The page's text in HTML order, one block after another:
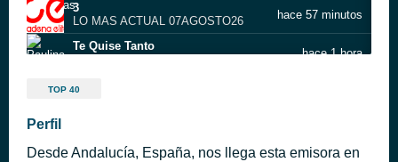
3
LO MAS ACTUAL 07AGOSTO26
hace 57 minutos
Te Quise Tanto
hace 1 hora
Estacion La Naranja ~0
TOP 40
Perfil
Desde Andalucía, España, nos llega esta emisora en